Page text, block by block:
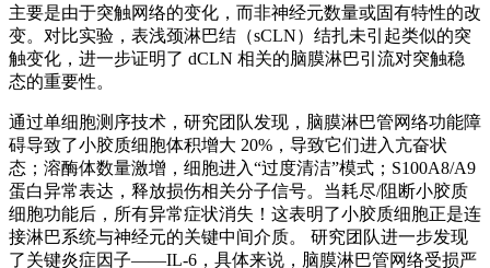
主要是由于突触网络的变化，而非神经元数量或固有特性的改
变。对比实验，表浅颈淋巴结（sCLN）结扎未引起类似的突
触变化，进一步证明了 dCLN 相关的脑膜淋巴引流对突触稳
态的重要性。
通过单细胞测序技术，研究团队发现，脑膜淋巴管网络功能障
碍导致了小胶质细胞体积增大 20%，导致它们进入亢奋状
态；溶酶体数量激增，细胞进入“过度清洁”模式；S100A8/A9
蛋白异常表达，释放损伤相关分子信号。当耗尽/阻断小胶质
细胞功能后，所有异常症状消失！这表明了小胶质细胞正是连
接淋巴系统与神经元的关键中间介质。 研究团队进一步发现
了关键炎症因子——IL-6，具体来说，脑膜淋巴管网络受损严